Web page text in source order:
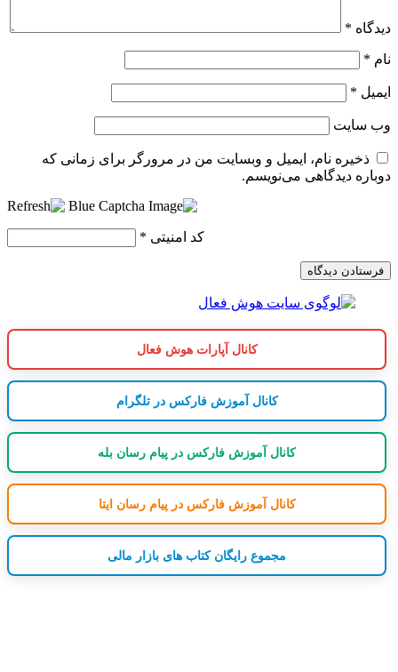
دیدگاه *
نام *
ایمیل *
وب‌ سایت
ذخیره نام، ایمیل و وبسایت من در مرورگر برای زمانی که
دوباره دیدگاهی می‌نویسم.
کد امنیتی *
کانال آپارات هوش فعال
کانال آموزش فارکس در تلگرام
کانال آموزش فارکس در پیام رسان بله
کانال آموزش فارکس در پیام رسان ایتا
مجموع رایگان کتاب های بازار مالی